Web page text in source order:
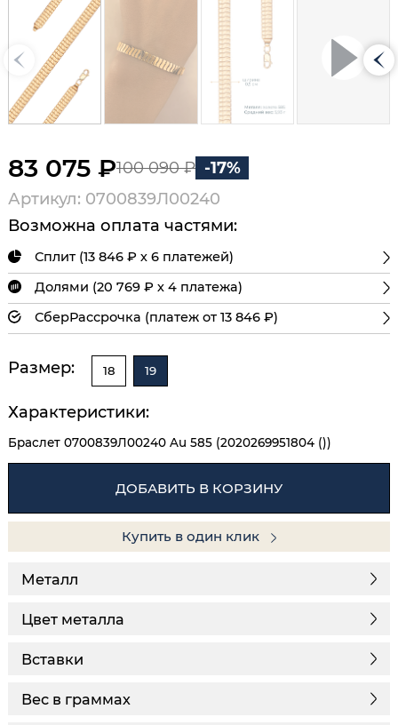
83 075 ₽100 090 ₽ -17%
Артикул: 0700839Л00240
Возможна оплата частями:
Сплит (13 846 ₽ х 6 платежей)
Долями (20 769 ₽ х 4 платежа)
СберРассрочка (платеж от 13 846 ₽)
Размер: 18 19
Характеристики:
Браслет 0700839Л00240 Au 585 (2020269951804 ())
ДОБАВИТЬ В КОРЗИНУ
Купить в один клик
Металл
Цвет металла
Вставки
Вес в граммах